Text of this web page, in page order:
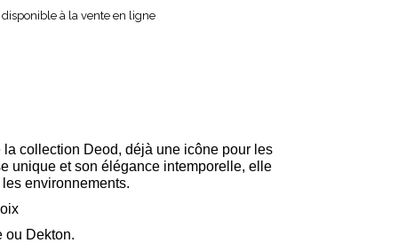
à la vente en ligne
collection Deod, déjà une icône pour les
unique et son élégance intemporelle, elle
environnements.‎
ou Dekton.